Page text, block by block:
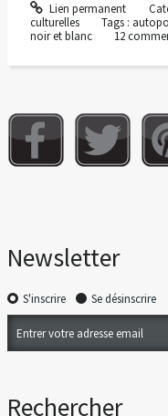
Lien permanent
culturelles
Tags :
noir et blanc
12
Newsletter
S'inscrire Se désinscrire
Rechercher